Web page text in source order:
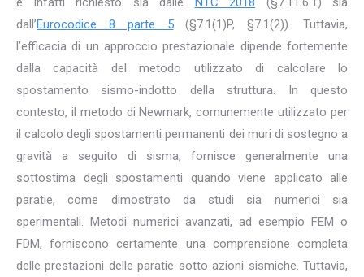
dall’Eurocodice 8 parte 5(§7.1(1)P, §7.1(2)). Tuttavia,
l’efficacia di un approccio prestazionale dipende fortemente
dalla capacità del metodo utilizzato di calcolare lo
spostamento sismo-indotto della struttura. In questo
contesto, il metodo di Newmark, comunemente utilizzato per
il calcolo degli spostamenti permanenti dei muri di sostegno a
gravità a seguito di sisma, fornisce generalmente una
sottostima degli spostamenti quando viene applicato alle
paratie, come dimostrato da studi sia numerici sia
sperimentali. Metodi numerici avanzati, ad esempio FEM o
FDM, forniscono certamente una comprensione completa
delle prestazioni delle paratie sotto azioni sismiche. Tuttavia,